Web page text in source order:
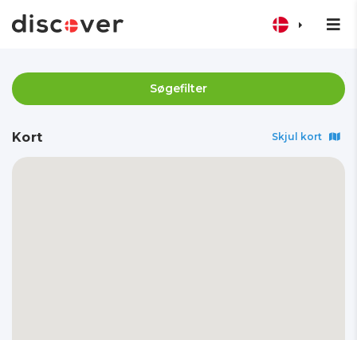
Søgefilter
Kort Skjul kort